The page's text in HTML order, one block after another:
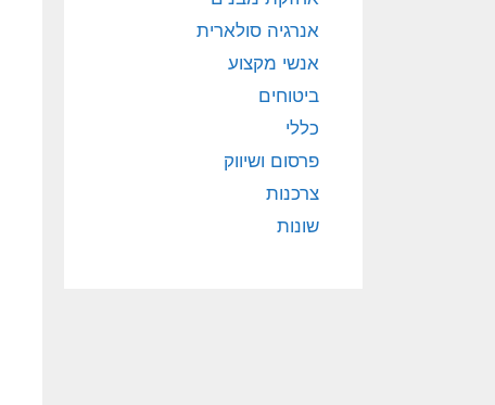
אנרגיה סולארית
אנשי מקצוע
ביטוחים
כללי
פרסום ושיווק
צרכנות
שונות